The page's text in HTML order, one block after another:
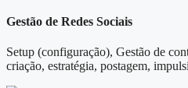
Gestão de Redes Sociais
Setup (configuração), Gestão de
criação, estratégia, postagem,